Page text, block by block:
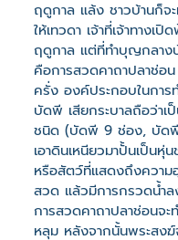
ฤดูกาล แล้ง ชาวบ้านก็จ
ให้เทวดา เจ้าที่เจ้าทางเ
ฤดูกาล แต่ที่ทำบุญกลาง
คือการสวดคาถาปลาช่อ
ครั่ง องค์ประกอบในการ
บัดพี เสียกระบาลถือว่าเ
ชนิด (บัดพี 9 ช่อง, บัดพี
เอาดินเหนียวมาปั้นเป็นหุ่
หรือสัตว์ที่แสดงถึงควา
สวด แล้วมีการกรวดน้ำล
การสวดคาถาปลาช่อนจะ
หลุม หลังจากนั้นพระสง